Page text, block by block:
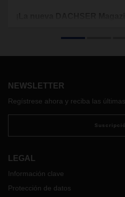
de las montañas suizas.
NEWSLETTER
Regístrese ahora y reciba las
LEGAL
Información clave
Protección de datos